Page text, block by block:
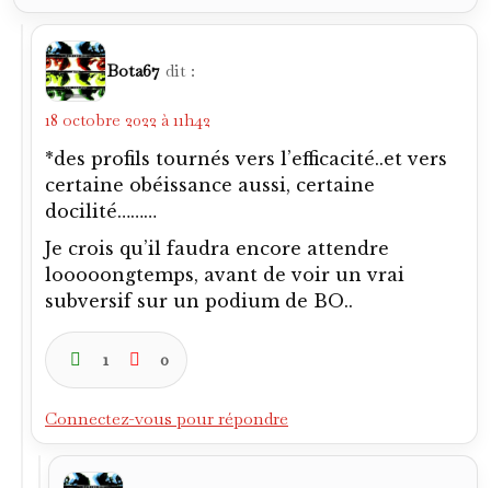
Bota67 dit :
18 octobre 2022 à 11h42
*des profils tournés vers l’efficacité..et vers
certaine obéissance aussi, certaine
docilité………
Je crois qu’il faudra encore attendre
looooongtemps, avant de voir un vrai
subversif sur un podium de BO..
1 0
Connectez-vous pour répondre